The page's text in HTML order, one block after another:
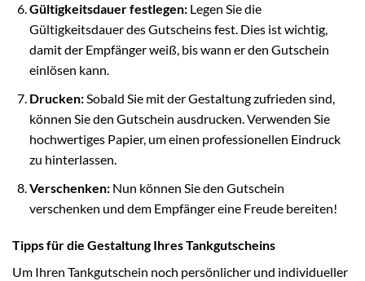
Gültigkeitsdauer festlegen:Legen Sie die
Gültigkeitsdauer des Gutscheins fest. Dies ist wichtig,
damit der Empfänger weiß, bis wann er den Gutschein
einlösen kann.
Drucken:Sobald Sie mit der Gestaltung zufrieden sind,
können Sie den Gutschein ausdrucken. Verwenden Sie
hochwertiges Papier, um einen professionellen Eindruck
zu hinterlassen.
Verschenken:Nun können Sie den Gutschein
verschenken und dem Empfänger eine Freude bereiten!
Tipps für die Gestaltung Ihres Tankgutscheins
Um Ihren Tankgutschein noch persönlicher und individueller